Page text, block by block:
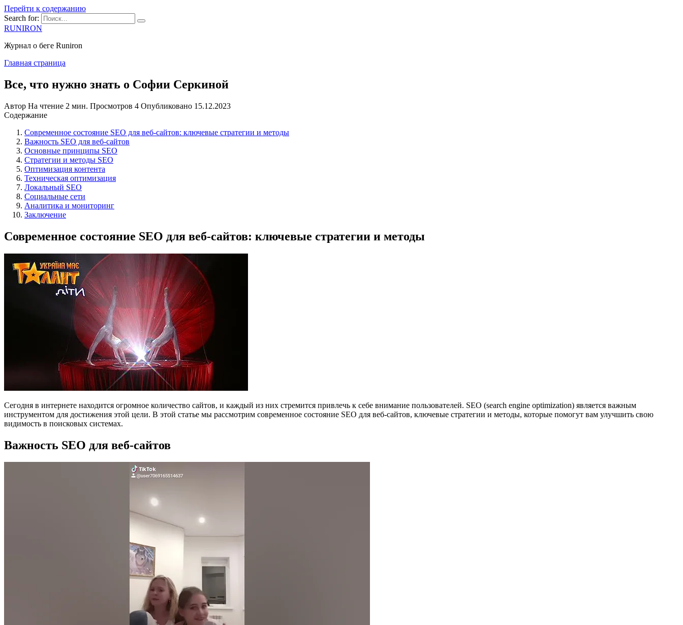
Перейти к содержанию
Search for:
RUNIRON
Журнал о беге Runiron
Главная страница
Все, что нужно знать о Софии Серкиной
Автор На чтение 2 мин. Просмотров 4 Опубликовано 15.12.2023
Содержание
Современное состояние SEO для веб-сайтов: ключевые стратегии и методы
Важность SEO для веб-сайтов
Основные принципы SEO
Стратегии и методы SEO
Оптимизация контента
Техническая оптимизация
Локальный SEO
Социальные сети
Аналитика и мониторинг
Заключение
Современное состояние SEO для веб-сайтов: ключевые стратегии и методы
Сегодня в интернете находится огромное количество сайтов, и каждый из них стремится привлечь к себе внимание пользователей. SEO (search engine optimization) является важным
инструментом для достижения этой цели. В этой статье мы рассмотрим современное состояние SEO для веб-сайтов, ключевые стратегии и методы, которые помогут вам улучшить свою
видимость в поисковых системах.
Важность SEO для веб-сайтов